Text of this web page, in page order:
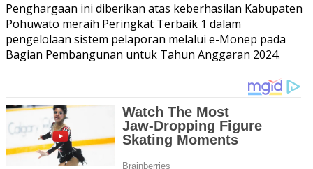
Penghargaan ini diberikan atas keberhasilan Kabupaten
Pohuwato meraih Peringkat Terbaik 1 dalam
pengelolaan sistem pelaporan melalui e-Monep pada
Bagian Pembangunan untuk Tahun Anggaran 2024.